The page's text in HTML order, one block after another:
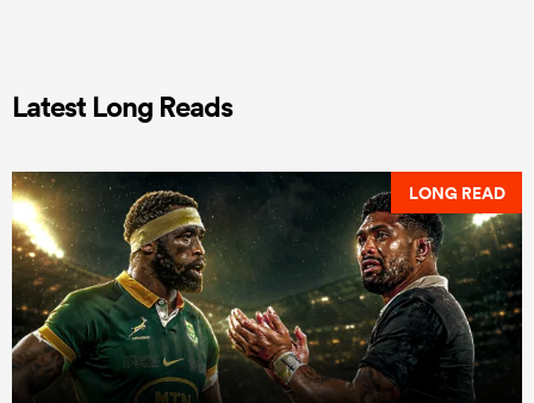
Latest Long Reads
LONG READ